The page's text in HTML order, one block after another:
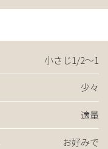
小さじ1/2～1
少々
適量
お好みで